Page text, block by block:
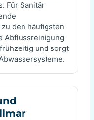
Für Sanitär
den häufigsten
Abflussreinigung
und sorgt